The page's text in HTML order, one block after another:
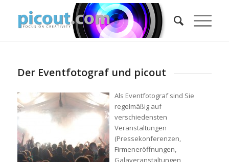
Der Eventfotograf und picout
Als Eventfotograf sind Sie
regelmäßig auf
verschiedensten
Veranstaltungen
(Pressekonferenzen,
Firmeneröffnungen,
Galaveranstaltungen,